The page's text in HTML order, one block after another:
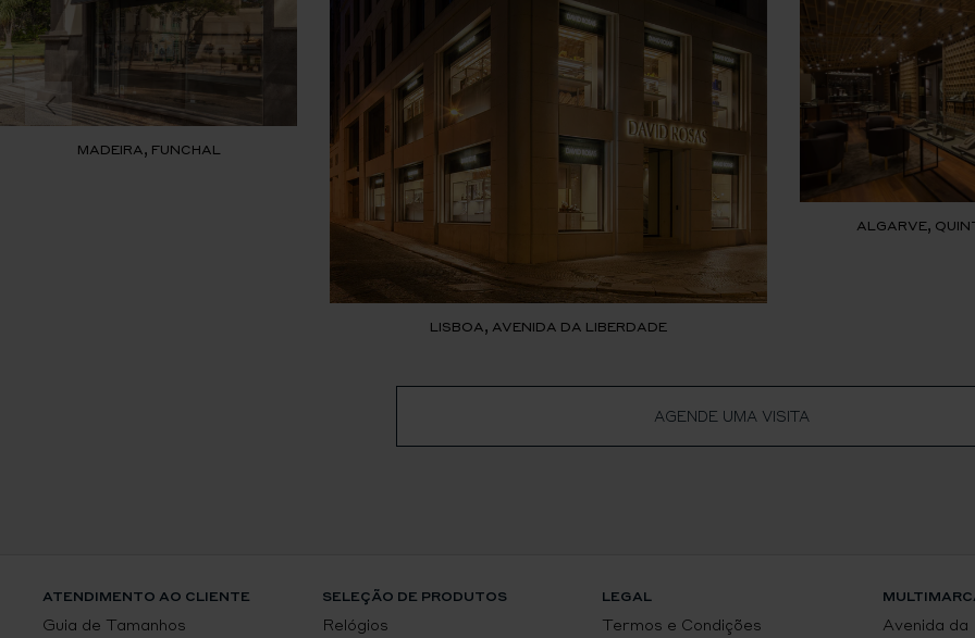
MADEIRA, FUNCHAL
LISBOA, AVENIDA DA LIBERDADE
ALGARVE,
AGENDE UMA VISITA
ATENDIMENTO AO CLIENTE
Guia de Tamanhos
SELEÇÃO DE PRODUTOS
Relógios
LEGAL
Termos e Condições Avenida